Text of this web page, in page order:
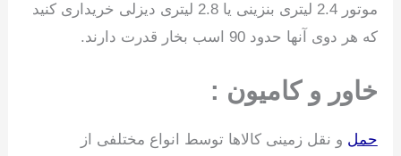
موتور 2.4 لیتری بنزینی یا 2.8 لیتری دیزلی خریداری کنید
که هر دوی آنها حدود 90 اسب بخار قدرت دارند.
خاور و کامیون :
حمل و نقل زمینی کالاها توسط انواع مختلفی از